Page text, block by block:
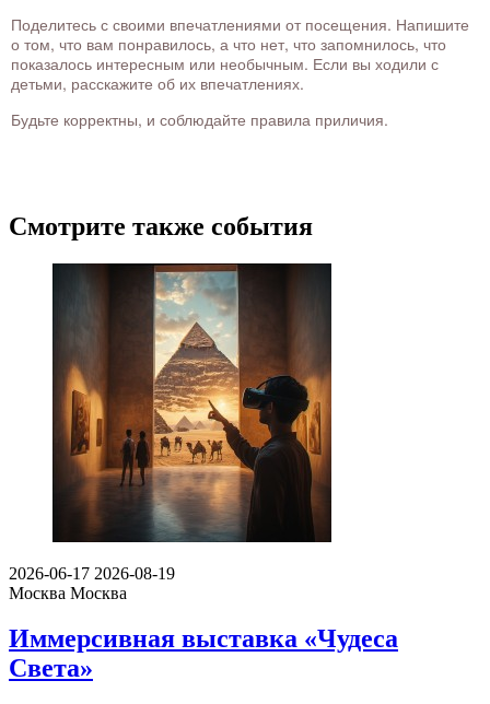
Поделитесь с своими впечатлениями от посещения. Напишите
о том, что вам понравилось, а что нет, что запомнилось, что
показалось интересным или необычным. Если вы ходили с
детьми, расскажите об их впечатлениях.
Будьте корректны, и соблюдайте правила приличия.
Смотрите также события
2026-06-17 2026-08-19
Москва Москва
Иммерсивная выставка «Чудеса
Света»